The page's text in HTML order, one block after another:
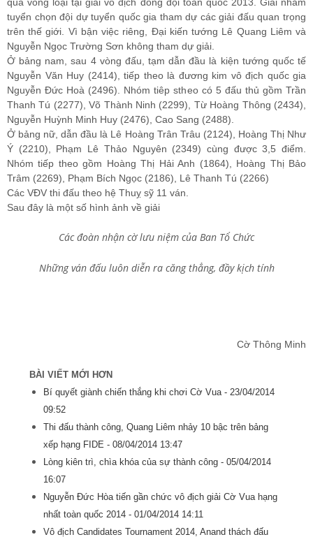
tuyển chọn đội dự tuyển quốc gia tham dự các giải đấu quan trọng
trên thế giới. Vì bận việc riêng, Đại kiến tướng Lê Quang Liêm và
Nguyễn Ngọc Trường Sơn không tham dự giải.
Ở bảng nam, sau 4 vòng đấu, tạm dẫn đầu là kiện tướng quốc tế
Nguyễn Văn Huy (2414), tiếp theo là đương kim vô địch quốc gia
Nguyễn Đức Hoà (2496). Nhóm tiêp stheo có 5 đấu thủ gồm Trần
Thanh Tú (2277), Võ Thành Ninh (2299), Từ Hoàng Thông (2434),
Nguyễn Huỳnh Minh Huy (2476), Cao Sang (2488).
Ở bảng nữ, dẫn đầu là Lê Hoàng Trân Trâu (2124), Hoàng Thị Như
Ý (2210), Phạm Lê Thảo Nguyên (2349) cùng được 3,5 điểm.
Nhóm tiếp theo gồm Hoàng Thị Hải Anh (1864), Hoàng Thị Bảo
Trâm (2269), Phạm Bích Ngọc (2186), Lê Thanh Tú (2266)
Các VĐV thi đấu theo hệ Thuỵ sỹ 11 ván.
Sau đây là một số hình ảnh về giải
Các đoàn nhận cờ lưu niệm của Ban Tổ Chức
Những ván đấu luôn diễn ra căng thẳng, đầy kịch tính
Cờ Thông Minh
BÀI VIẾT MỚI HƠN
Bí quyết giành chiến thắng khi chơi Cờ Vua -23/04/2014
09:52
Thi đấu thành công, Quang Liêm nhảy 10 bậc trên bảng
xếp hạng FIDE -08/04/2014 13:47
Lòng kiên trì, chìa khóa của sự thành công -05/04/2014
16:07
Nguyễn Đức Hòa tiến gần chức vô địch giải Cờ Vua hạng
nhất toàn quốc 2014 -01/04/2014 14:11
Vô địch Candidates Tournament 2014, Anand thách đấu